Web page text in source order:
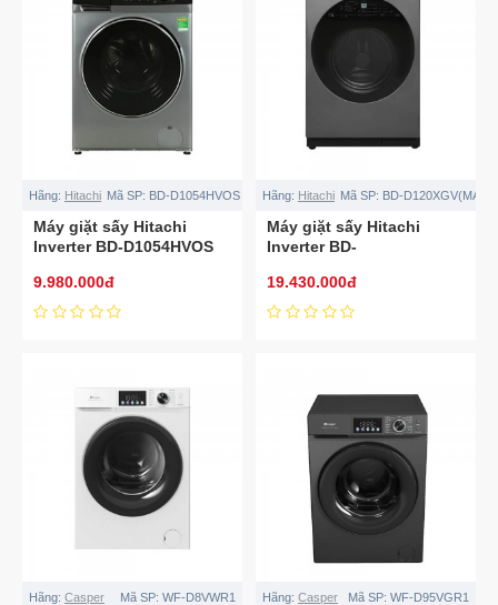
Hãng: Hitachi Mã SP: BD-D1054HVOS
Máy giặt sấy Hitachi
Inverter BD-D1054HVOS
9.980.000đ
Hãng: Hitachi Mã SP: BD-D120XGV(MAG)
Máy giặt sấy Hitachi
Inverter BD-
19.430.000đ
Hãng: Casper Mã SP: WF-D8VWR1 Hãng: Casper Mã SP: WF-D95VGR1